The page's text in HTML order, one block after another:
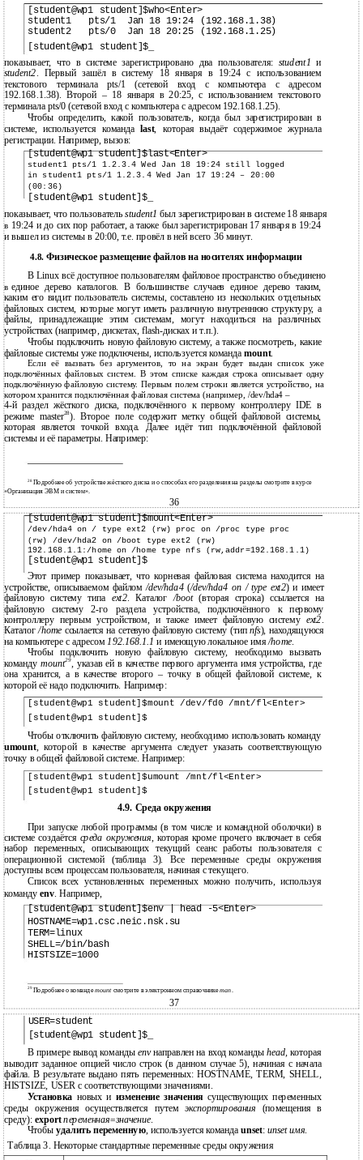
[student@wp1 student]$who<Enter>
student1 pts/1 Jan 18 19:24 (192.168.1.38)
student2 pts/0 Jan 18 20:25 (192.168.1.25)
[student@wp1 student]$_
показывает, что в системе зарегистрировано два пользователя: student1и
student2. Первый зашёл в систему 18 января в 19:24 с использованием
текстового терминала pts/1 (сетевой вход с компьютера с адресом
192.168.1.38). Второй – 18 января в 20:25, с использованием текстового
терминала pts/0 (сетевой вход с компьютера с адресом 192.168.1.25).
Чтобы определить, какой пользователь, когда был зарегистрирован в
системе, используется командаlast, которая выдаёт содержимое журнала
регистрации. Например, вызов:
[student@wp1 student]$last<Enter>
student1 pts/1 1.2.3.4 Wed Jan 18 19:24 still logged
in student1 pts/1 1.2.3.4 Wed Jan 17 19:24 – 20:00
(00:36)
[student@wp1 student]$_
показывает, что пользовательstudent1был зарегистрирован в системе 18 января
в 19:24 и до сих пор работает, а также был зарегистрирован 17 января в 19:24
и вышел из системы в 20:00, т.е. провёл в ней всего 36 минут.
4.8. Физическое размещение файлов на носителях информации
В Linux всё доступное пользователям файловое пространство объединено
в единое дерево каталогов. В большинстве случаев единое дерево таким,
каким его видит пользователь системы, составлено из нескольких отдельных
файловых систем, которые могут иметь различную внутреннюю структуру, а
файлы, принадлежащие этим системам, могут находиться на различных
устройствах (например, дискетах,flash-дисках и т.п.).
Чтобы подключить новую файловую систему, а также посмотреть, какие
файловые системы уже подключены, используется командаmount.
Если её вызвать без аргументов, то на экран будет выдан список уже
подключённых файловых систем. В этом списке каждая строка описывает одну
подключённую файловую систему. Первым полем строки является устройство, на
котором хранится подключённая файловая система (например, /dev/hda4 –
4-й раздел жёсткого диска, подключённого к первому контроллеру IDE в
режиме master28). Второе поле содержит метку общей файловой системы,
которая является точкой входа. Далее идёт тип подключённой файловой
системы и её параметры. Например:
28Подробнее об устройстве жёсткого диска и о способах его разделения на разделы смотрите в курсе
«Организация ЭВМ и систем».
36
[student@wp1 student]$mount<Enter>
/dev/hda4 on / type ext2 (rw) proc on /proc type proc
(rw) /dev/hda2 on /boot type ext2 (rw)
192.168.1.1:/home on /home type nfs (rw,addr=192.168.1.1)
[student@wp1 student]$
Этот пример показывает, что корневая файловая система находится на
устройстве, описываемом файлом/dev/hda4(/dev/hda4 on / type ext2) и имеет
файловую систему типа ext2. Каталог/boot(вторая строка) ссылается на
файловую систему 2-го раздела устройства, подключённого к первому
контроллеру первым устройством, и также имеет файловую систему ext2.
Каталог/home ссылается на сетевую файловую систему (типnfs), находящуюся
на компьютере с адресом192.168.1.1и имеющую локальное имя/home.
Чтобы подключить новую файловую систему, необходимо вызвать
командуmount29, указав ей в качестве первого аргумента имя устройства, где
она хранится, а в качестве второго – точку в общей файловой системе, к
которой её надо подключить. Например:
[student@wp1 student]$mount /dev/fd0 /mnt/fl<Enter>
[student@wp1 student]$
Чтобы отключить файловую систему, необходимо использовать команду
umount, которой в качестве аргумента следует указать соответствующую
точку в общей файловой системе. Например:
[student@wp1 student]$umount /mnt/fl<Enter>
[student@wp1 student]$
4.9. Среда окружения
При запуске любой программы (в том числе и командной оболочки) в
системе создаётся среда окружения, которая кроме прочего включает в себя
набор переменных, описывающих текущий сеанс работы пользователя с
операционной системой (таблица 3). Все переменные среды окружения
доступны всем процессам пользователя, начиная с текущего.
Список всех установленных переменных можно получить, используя
командуenv. Например,
[student@wp1 student]$env | head -5<Enter>
HOSTNAME=wp1.csc.neic.nsk.su
TERM=linux
SHELL=/bin/bash
HISTSIZE=1000
29Подробнее о командеmount смотрите в электронном справочникеman.
37
USER=student
[student@wp1 student]$_
В примере вывод командыenvнаправлен на вход команды head,которая
выводит заданное опцией число строк (в данном случае 5), начиная с начала
файла. В результате выдано пять переменных: HOSTNAME, TERM, SHELL,
HISTSIZE, USER с соответствующими значениями.
Установка новых и изменение значения существующих переменных
среды окружения осуществляется путем экспортирования (помещения в
среду):exportпеременная=значение.
Чтобыудалить переменную, используется командаunset: unset имя.
Таблица 3. Некоторые стандартные переменные среды окружения